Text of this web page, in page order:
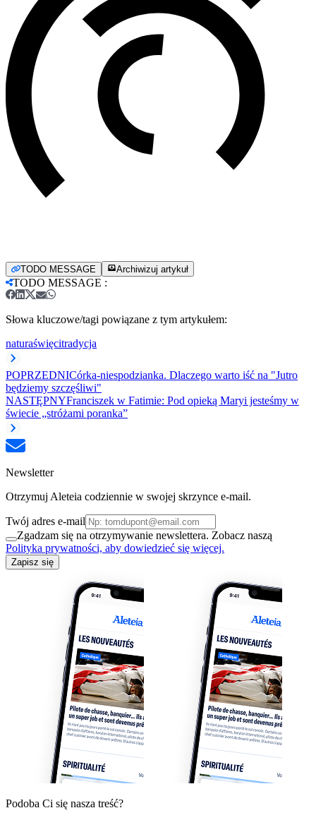
TODO MESSAGE Archiwizuj artykuł
TODO MESSAGE :
Słowa kluczowe/tagi powiązane z tym artykułem:
naturaświęcitradycja
POPRZEDNICórka-niespodzianka. Dlaczego warto iść na "Jutro
będziemy szczęśliwi"
NASTĘPNYFranciszek w Fatimie: Pod opieką Maryi jesteśmy w
świecie „stróżami poranka”
Newsletter
Otrzymuj Aleteia codziennie w swojej skrzynce e-mail.
Twój adres e-mail
Zgadzam się na otrzymywanie newslettera. Zobacz naszą
Polityka prywatności, aby dowiedzieć się więcej.
Zapisz się
Podoba Ci się nasza treść?